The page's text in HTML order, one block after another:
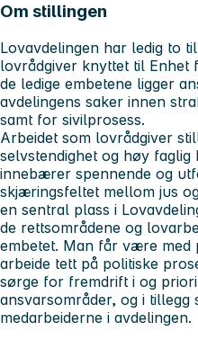
Om stillingen
Lovavdelingen har ledig to
lovrådgiver knyttet til
de ledige embetene ligger
avdelingens saker innen
samt for sivilprosess.
Arbeidet som lovrådgiver
selvstendighet og høy faglig
innebærer spennende og
skjæringsfeltet mellom jus
en sentral plass i
de rettsområdene og
embetet. Man får være med
arbeide tett på politiske
sørge for fremdrift i og
ansvarsområder, og i
medarbeiderne i avdelingen.